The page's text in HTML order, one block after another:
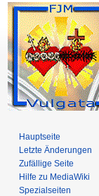
Hauptseite
Letzte Änderungen
Zufällige Seite
Hilfe zu MediaWiki
Spezialseiten